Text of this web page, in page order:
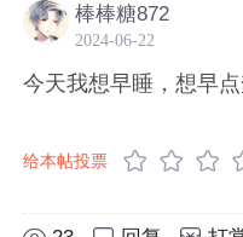
棒棒糖872
2024-06-22
今天我想早睡，想早点
给本帖投票